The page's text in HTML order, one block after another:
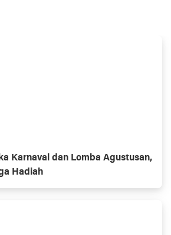
Karnaval dan Lomba Agustusan,
Hadiah